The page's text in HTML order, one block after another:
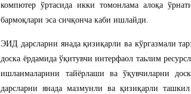
компютер ўртасида икки томонлама алоқа
бармоқлари эса сичқонча каби ишлайди.
ЭИД дарсларни янада қизиқарли ва кўргазмали
доска ёрдамида ўқитувчи интерфаол таьлим
ишланмаларини тайёрлаши ва ўқувчиларни
дарсларни янада мазмунли ва қизиқарли